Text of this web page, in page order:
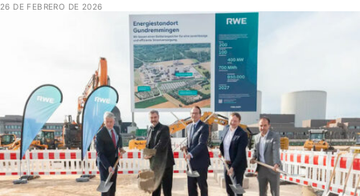
26 DE FEBRERO DE 2026